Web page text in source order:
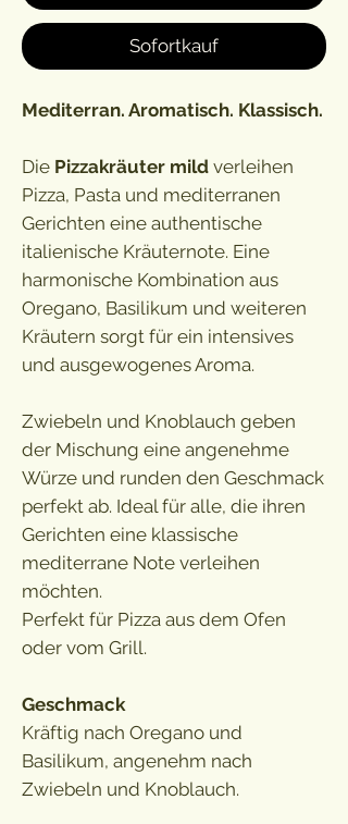
Sofortkauf
Mediterran. Aromatisch. Klassisch.
Die Pizzakräuter mild verleihen
Pizza, Pasta und mediterranen
Gerichten eine authentische
italienische Kräuternote. Eine
harmonische Kombination aus
Oregano, Basilikum und weiteren
Kräutern sorgt für ein intensives
und ausgewogenes Aroma.
Zwiebeln und Knoblauch geben
der Mischung eine angenehme
Würze und runden den Geschmack
perfekt ab. Ideal für alle, die ihren
Gerichten eine klassische
mediterrane Note verleihen
möchten.
Perfekt für Pizza aus dem Ofen
oder vom Grill.
Geschmack
Kräftig nach Oregano und
Basilikum, angenehm nach
Zwiebeln und Knoblauch.